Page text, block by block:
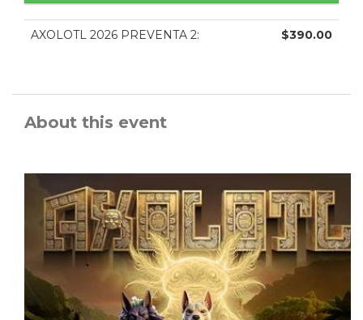
AXOLOTL 2026 PREVENTA 2: $390.00
About this event